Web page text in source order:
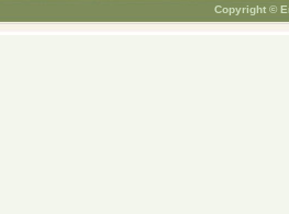
Copyright ©